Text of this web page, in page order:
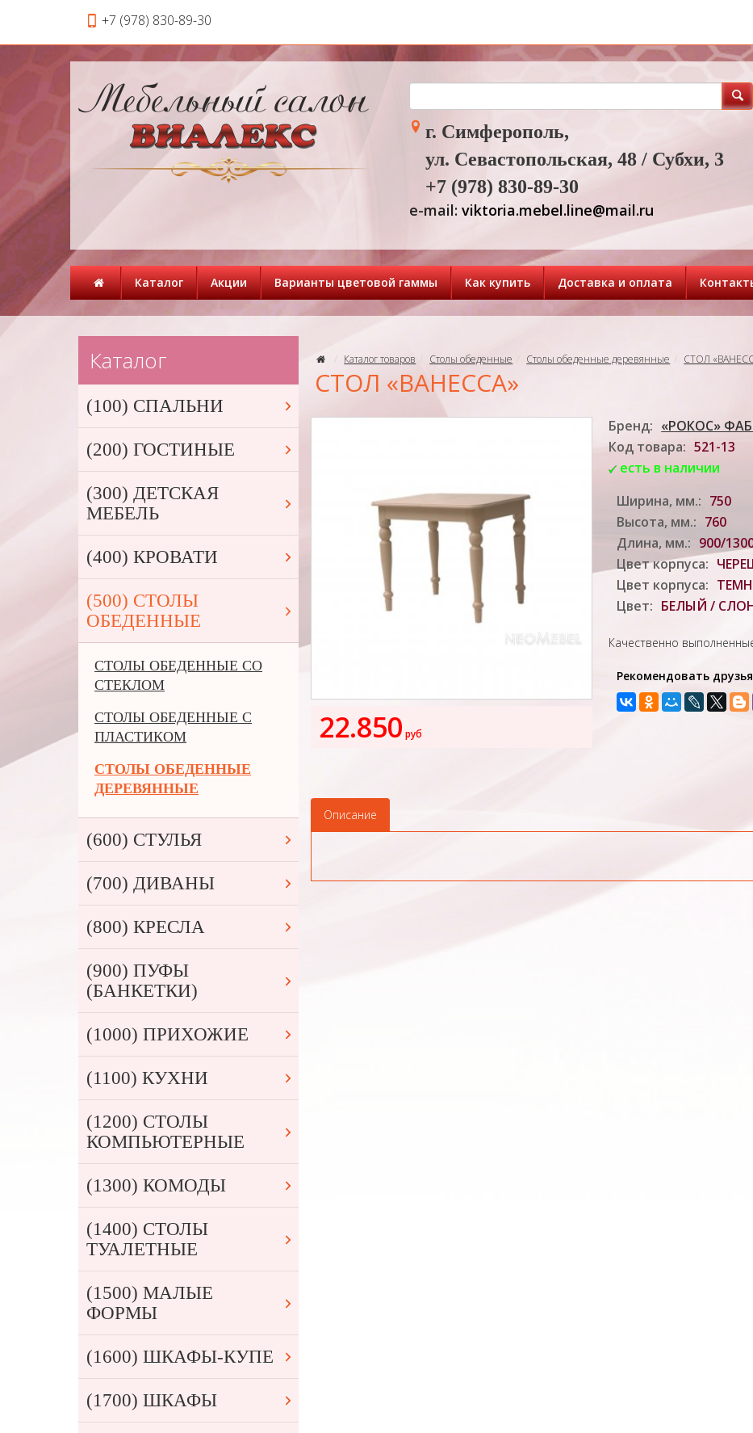
+7 (978) 830-89-30
г. Симферополь,
ул. Севастопольская, 48 / Субхи, 3
+7 (978) 830-89-30
e-mail: viktoria.mebel.line@mail.ru
Каталог Акции Варианты цветовой гаммы Как купить Доставка и оплата
Каталог товаров Столы обеденные Столы обеденные деревянные СТОЛ
СТОЛ «ВАНЕССА»
22.850 руб
Бренд: «РОКОС»
Код товара: 521-13
есть в наличии
Ширина, мм.: 750
Высота, мм.: 760
Длина, мм.: 900/
Цвет корпуса:
Цвет корпуса:
Цвет: БЕЛЫЙ /
Качественно
Рекомендовать
Описание
Каталог
(100) СПАЛЬНИ
(200) ГОСТИНЫЕ
(300) ДЕТСКАЯ
МЕБЕЛЬ
(400) КРОВАТИ
(500) СТОЛЫ
ОБЕДЕННЫЕ
СТОЛЫ ОБЕДЕННЫЕ СО
СТЕКЛОМ
СТОЛЫ ОБЕДЕННЫЕ С
ПЛАСТИКОМ
СТОЛЫ ОБЕДЕННЫЕ
ДЕРЕВЯННЫЕ
(600) СТУЛЬЯ
(700) ДИВАНЫ
(800) КРЕСЛА
(900) ПУФЫ
(БАНКЕТКИ)
(1000) ПРИХОЖИЕ
(1100) КУХНИ
(1200) СТОЛЫ
КОМПЬЮТЕРНЫЕ
(1300) КОМОДЫ
(1400) СТОЛЫ
ТУАЛЕТНЫЕ
(1500) МАЛЫЕ
ФОРМЫ
(1600) ШКАФЫ-КУПЕ
(1700) ШКАФЫ